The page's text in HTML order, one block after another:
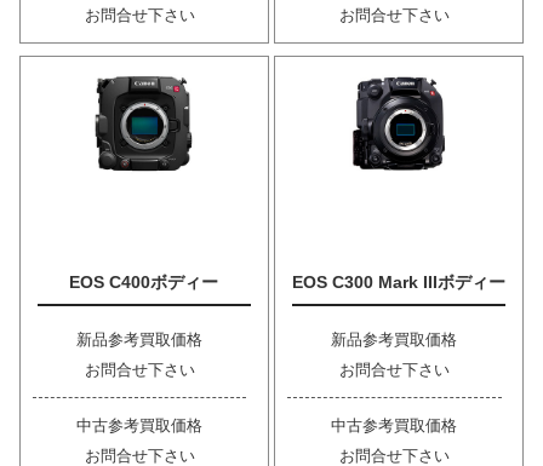
お問合せ下さい
お問合せ下さい
EOS C400ボディー
新品参考買取価格
お問合せ下さい
中古参考買取価格
お問合せ下さい
EOS C300 Mark IIIボディー
新品参考買取価格
お問合せ下さい
中古参考買取価格
お問合せ下さい